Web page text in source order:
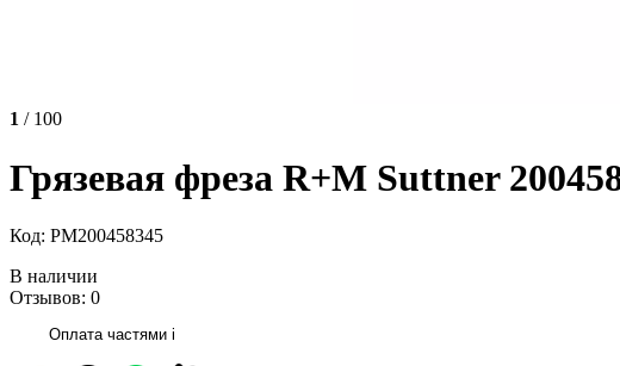
1 / 100
Грязевая фреза R+M Suttner
Код: РМ200458345
В наличии
Отзывов: 0
Оплата частями i